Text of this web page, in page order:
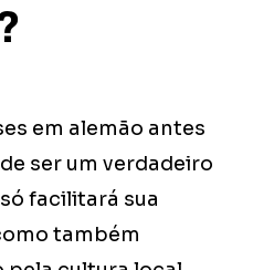
em alemão antes
ser um verdadeiro
facilitará sua
também